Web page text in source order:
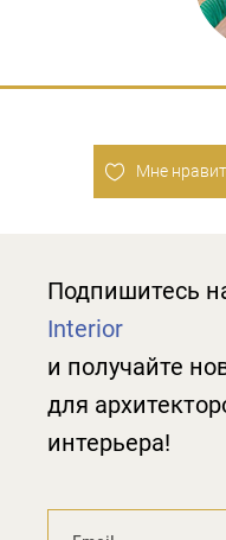
Мне
Подпишитесь
Interior
и получайте
для
интерьера!